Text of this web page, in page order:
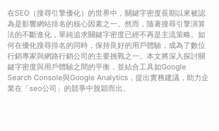
在SEO（搜尋引擎優化）的世界中，關鍵字密度長期以來被認
為是影響網站排名的核心因素之一。然而，隨著搜尋引擎演算
法的不斷進化，單純追求關鍵字密度已經不再是主流策略。如
何在優化搜尋排名的同時，保持良好的用戶體驗，成為了數位
行銷專家與網路行銷公司的主要挑戰之一。本文將深入探討關
鍵字密度與用戶體驗之間的平衡，並結合工具如Google
Search Console與Google Analytics，提出實務建議，助力企
業在「seo公司」的競爭中脫穎而出。